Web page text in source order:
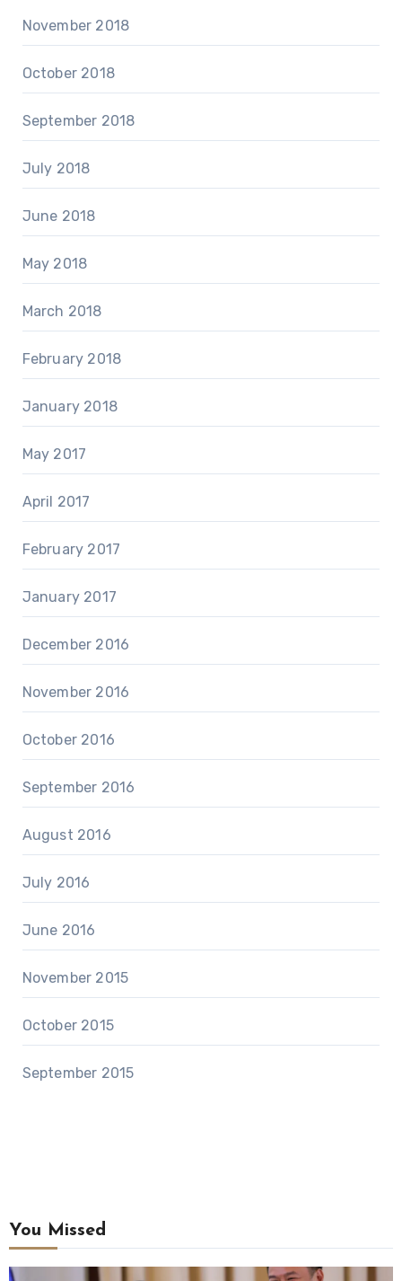
November 2018
October 2018
September 2018
July 2018
June 2018
May 2018
March 2018
February 2018
January 2018
May 2017
April 2017
February 2017
January 2017
December 2016
November 2016
October 2016
September 2016
August 2016
July 2016
June 2016
November 2015
October 2015
September 2015
You Missed